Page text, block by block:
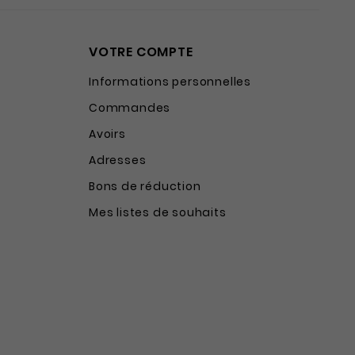
VOTRE COMPTE
Informations personnelles
Commandes
Avoirs
Adresses
Bons de réduction
Mes listes de souhaits